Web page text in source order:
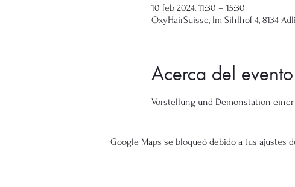
10 feb 2024, 11:30 – 15:30
OxyHairSuisse, Im Sihlhof 4, 8134
Acerca del evento
Vorstellung und Demonstation
Google Maps se bloqueó debido a tus ajustes